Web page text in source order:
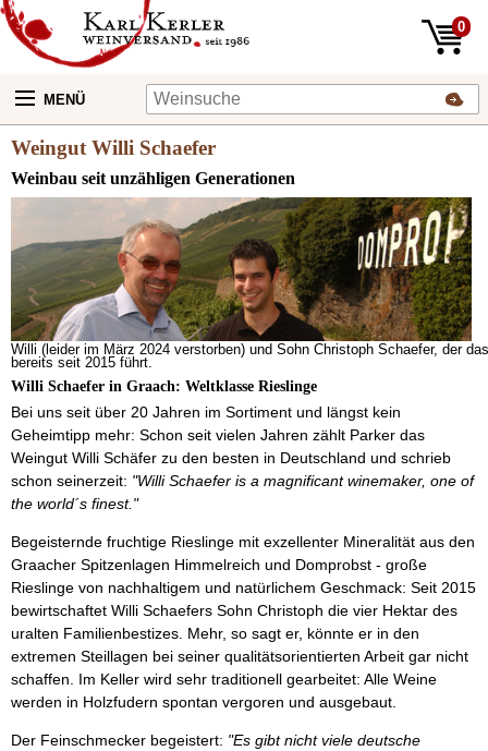
0
MENÜ
Weingut Willi Schaefer
Weinbau seit unzähligen Generationen
Willi (leider im März 2024 verstorben) und Sohn Christoph Schaefer, der
bereits seit 2015 führt.
Willi Schaefer in Graach: Weltklasse Rieslinge
Bei uns seit über 20 Jahren im Sortiment und längst kein
Geheimtipp mehr: Schon seit vielen Jahren zählt Parker das
Weingut Willi Schäfer zu den besten in Deutschland und schrieb
schon seinerzeit: "Willi Schaefer is a magnificant winemaker, one of
the world´s finest."
Begeisternde fruchtige Rieslinge mit exzellenter Mineralität aus den
Graacher Spitzenlagen Himmelreich und Domprobst - große
Rieslinge von nachhaltigem und natürlichem Geschmack: Seit 2015
bewirtschaftet Willi Schaefers Sohn Christoph die vier Hektar des
uralten Familienbestizes. Mehr, so sagt er, könnte er in den
extremen Steillagen bei seiner qualitätsorientierten Arbeit gar nicht
schaffen. Im Keller wird sehr traditionell gearbeitet: Alle Weine
werden in Holzfudern spontan vergoren und ausgebaut.
Der Feinschmecker begeistert: "Es gibt nicht viele deutsche